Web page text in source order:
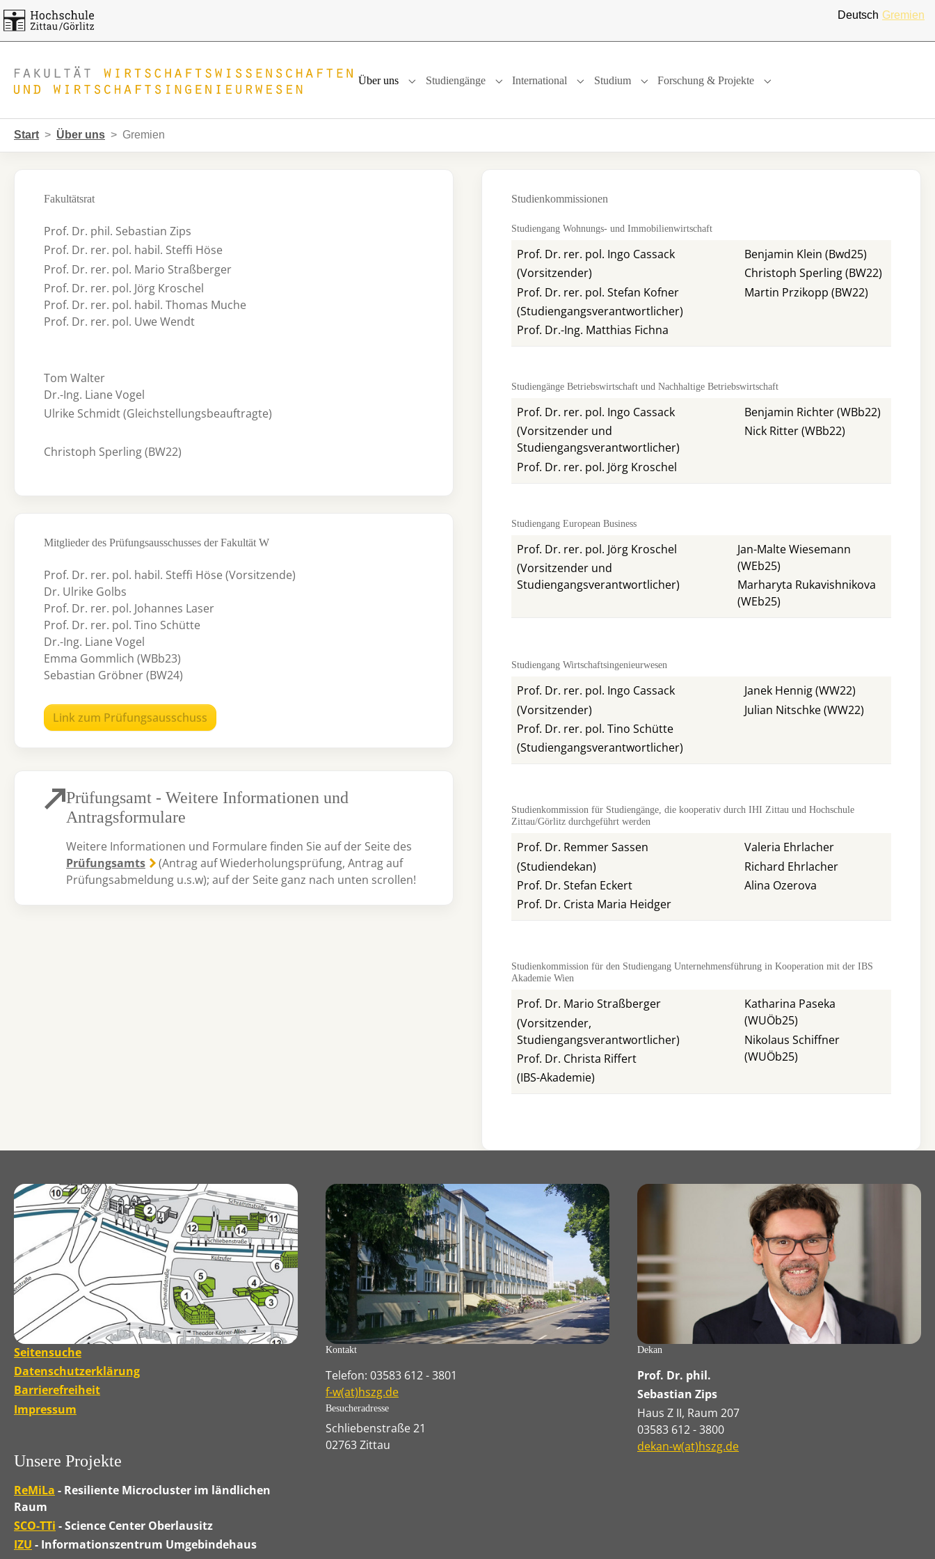
Deutsch Gremien
Über uns
Submenu for "Über uns"
Studiengänge
Submenu for "Studiengänge"
International
Submenu for "International"
Studium
Submenu for "Studium"
Forschung & Projekte
Submenu for "Forschung & Projekte"
Sie sind hier:
Start Über uns Gremien
Fakultätsrat
Prof. Dr. phil. Sebastian Zips
Prof. Dr. rer. pol. habil. Steffi Höse
Prof. Dr. rer. pol. Mario Straßberger
Prof. Dr. rer. pol. Jörg Kroschel
Prof. Dr. rer. pol. habil. Thomas Muche
Prof. Dr. rer. pol. Uwe Wendt
Tom Walter
Dr.-Ing. Liane Vogel
Ulrike Schmidt (Gleichstellungsbeauftragte)
Christoph Sperling (BW22)
Mitglieder des Prüfungsausschusses der Fakultät W
Prof. Dr. rer. pol. habil. Steffi Höse (Vorsitzende)
Dr. Ulrike Golbs
Prof. Dr. rer. pol. Johannes Laser
Prof. Dr. rer. pol. Tino Schütte
Dr.-Ing. Liane Vogel
Emma Gommlich (WBb23)
Sebastian Gröbner (BW24)
Link zum Prüfungsausschuss
Prüfungsamt - Weitere Informationen und
Antragsformulare
Weitere Informationen und Formulare finden Sie auf der Seite des
Prüfungsamts
(Antrag auf Wiederholungsprüfung, Antrag auf
Prüfungsabmeldung u.s.w); auf der Seite ganz nach unten scrollen!
Studienkommissionen
Studiengang Wohnungs- und Immobilienwirtschaft
Prof. Dr. rer. pol. Ingo Cassack
(Vorsitzender)
Prof. Dr. rer. pol. Stefan Kofner
(Studiengangsverantwortlicher)
Prof. Dr.-Ing. Matthias Fichna
Benjamin Klein (Bwd25)
Christoph Sperling (BW22)
Martin Przikopp (BW22)
Studiengänge Betriebswirtschaft und Nachhaltige Betriebswirtschaft
Prof. Dr. rer. pol. Ingo Cassack
(Vorsitzender und
Studiengangsverantwortlicher)
Prof. Dr. rer. pol. Jörg Kroschel
Benjamin Richter (WBb22)
Nick Ritter (WBb22)
Studiengang European Business
Prof. Dr. rer. pol. Jörg Kroschel
(Vorsitzender und
Studiengangsverantwortlicher)
Jan-Malte Wiesemann
(WEb25)
Marharyta Rukavishnikova
(WEb25)
Studiengang Wirtschaftsingenieurwesen
Prof. Dr. rer. pol. Ingo Cassack
(Vorsitzender)
Prof. Dr. rer. pol. Tino Schütte
(Studiengangsverantwortlicher)
Janek Hennig (WW22)
Julian Nitschke (WW22)
Studienkommission für Studiengänge, die kooperativ durch IHI Zittau und Hochschule
Zittau/Görlitz durchgeführt werden
Prof. Dr. Remmer Sassen
(Studiendekan)
Prof. Dr. Stefan Eckert
Prof. Dr. Crista Maria Heidger
Valeria Ehrlacher
Richard Ehrlacher
Alina Ozerova
Studienkommission für den Studiengang Unternehmensführung in Kooperation mit der IBS
Akademie Wien
Prof. Dr. Mario Straßberger
(Vorsitzender,
Studiengangsverantwortlicher)
Prof. Dr. Christa Riffert
(IBS-Akademie)
Katharina Paseka
(WUÖb25)
Nikolaus Schiffner
(WUÖb25)
Seitensuche
Datenschutzerklärung
Barrierefreiheit
Impressum
Unsere Projekte
ReMiLa - Resiliente Microcluster im ländlichen
Raum
SCO-TTi - Science Center Oberlausitz
IZU - Informationszentrum Umgebindehaus
Kontakt
Telefon: 03583 612 - 3801
f-w(at)hszg.de
Besucheradresse
Schliebenstraße 21
02763 Zittau
Dekan
Prof. Dr. phil.
Sebastian Zips
Haus Z II, Raum 207
03583 612 - 3800
dekan-w(at)hszg.de